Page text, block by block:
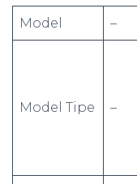
Model –
Model Tipe –